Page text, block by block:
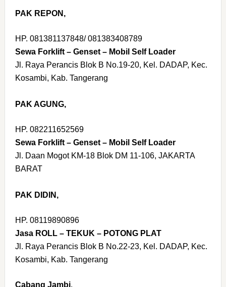
PAK REPON,
HP. 081381137848/ 081383408789
Sewa Forklift – Genset – Mobil Self Loader
Jl. Raya Perancis Blok B No.19-20, Kel. DADAP, Kec.
Kosambi, Kab. Tangerang
PAK AGUNG,
HP. 082211652569
Sewa Forklift – Genset – Mobil Self Loader
Jl. Daan Mogot KM-18 Blok DM 11-106, JAKARTA
BARAT
PAK DIDIN,
HP. 08119890896
Jasa ROLL – TEKUK – POTONG PLAT
Jl. Raya Perancis Blok B No.22-23, Kel. DADAP, Kec.
Kosambi, Kab. Tangerang
Cabang Jambi,